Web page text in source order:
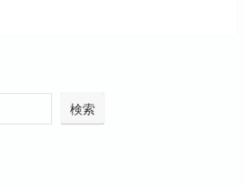
検索